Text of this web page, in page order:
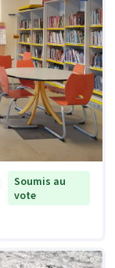
Soumis au
vote